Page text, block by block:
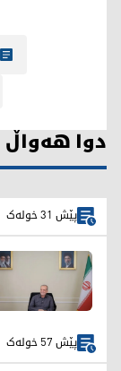
دوا هەواڵ
پێش 31 خولەک
پێش 57 خولەک